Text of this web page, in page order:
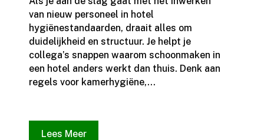
van nieuw personeel in hotel
hygiënestandaarden, draait alles om
duidelijkheid en structuur.​ Je helpt je
collega’s snappen waarom schoonmaken in
een hotel anders werkt dan thuis.​ Denk aan
regels voor kamerhygiëne,...
Lees Meer